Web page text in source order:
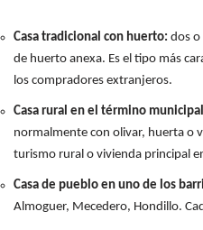
Casa tradicional con huerto: dos o
de huerto anexa. Es el tipo más
los compradores extranjeros.
Casa rural en el término
normalmente con olivar, huerta o
turismo rural o vivienda principal
Casa de pueblo en uno de los
Almoguer, Mecedero, Hondillo.